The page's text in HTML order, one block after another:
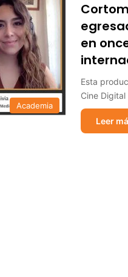
Academia
en
Esta
Cine
Leer